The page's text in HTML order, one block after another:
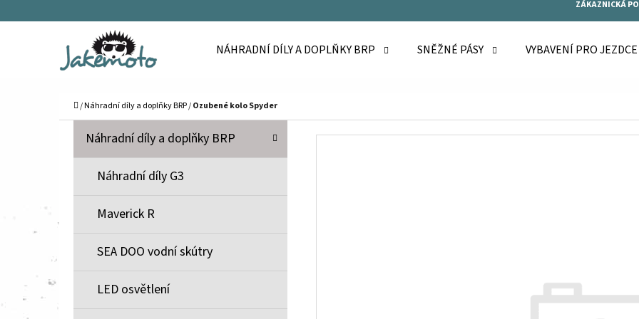
ZÁKAZNICKÁ
NÁHRADNÍ DÍLY A DOPLŇKY BRP SNĚŽNÉ PÁSY VYBAVENÍ PRO JEZDCE
Domů
/Náhradní díly a doplňky BRP/Ozubené kolo Spyder
R
Přeskočit
kategorie
K
T
Náhradní díly a doplňky BRP
Náhradní díly G3
Maverick R
SEA DOO vodní skútry
LED osvětlení
obchodu
obchodu